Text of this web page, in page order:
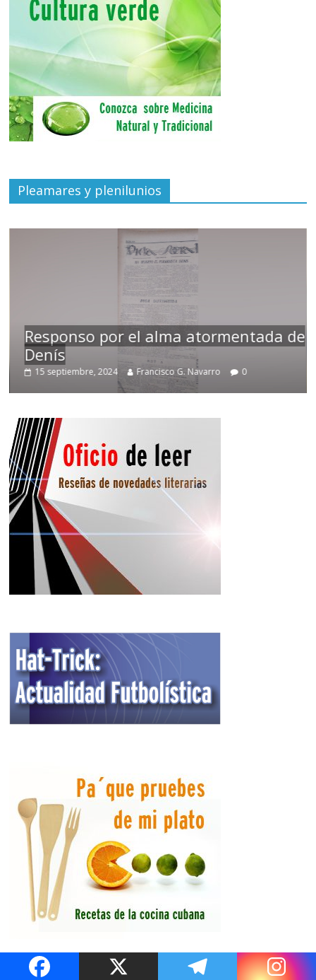
Pleamares y plenilunios
Responso por el alma atormentada de
Denís
15 septiembre, 2024 Francisco G. Navarro 0